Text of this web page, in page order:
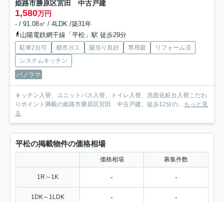
姫路市勝原区宮田 中古戸建
1,580万円
- / 91.08㎡ / 4LDK /築31年
山陽電鉄網干線「平松」駅 徒歩29分
駐車2台可 都市ガス 陽当り良好 専用庭
リフォーム済
システムキッチン
パノラマ
キッチン入替、ユニットバス入替、トイレ入替、洗面化粧台入替こだわ
りポイント満載の姫路市勝原区宮田 中古戸建。徒歩12分の... もっと見
る
平松の掲載物件の価格相場
価格相場 募集件数
1R～1K - -
1DK～1LDK - -